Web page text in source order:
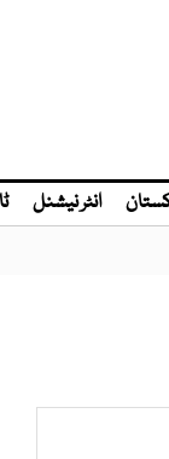
انٹر نیشنل